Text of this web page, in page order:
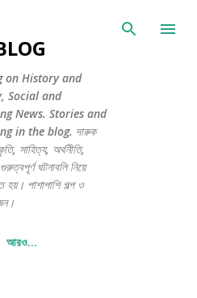
on History and
Social and
News. Stories and
in the blog. দারুক
সাহিত্য, অর্থনীতি,
ঘটনাবলি নিয়ে
হয়। পাশাপাশি গল্প ও
আরও…